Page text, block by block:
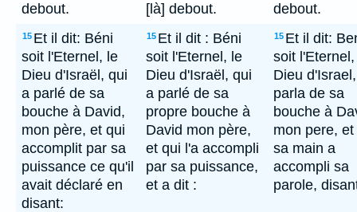
debout.
[là] debout.
debout.
15 Et il dit: Béni
soit l'Eternel, le
Dieu d'Israël, qui
a parlé de sa
bouche à David,
mon père, et qui
accomplit par sa
puissance ce qu'il
avait déclaré en
disant:
15 Et il dit : Béni
soit l'Eternel, le
Dieu d'Israël, qui
a parlé de sa
propre bouche à
David mon père,
et qui l'a accompli
par sa puissance,
et a dit :
15 Et il dit:
soit
Dieu
parla de sa
bouche à
mon pere, et
sa main a
accompli sa
parole,